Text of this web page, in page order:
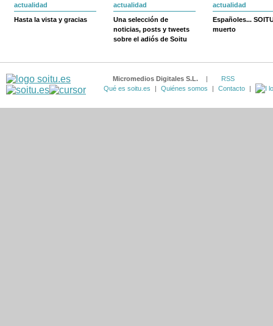
actualidad
Hasta la vista y gracias
actualidad
Una selección de
noticias, posts y tweets
sobre el adiós de Soitu
actualidad
Españoles...
muerto
Micromedios Digitales S.L. |
RSS
Qué es soitu.es
| Quiénes somos | Contacto |